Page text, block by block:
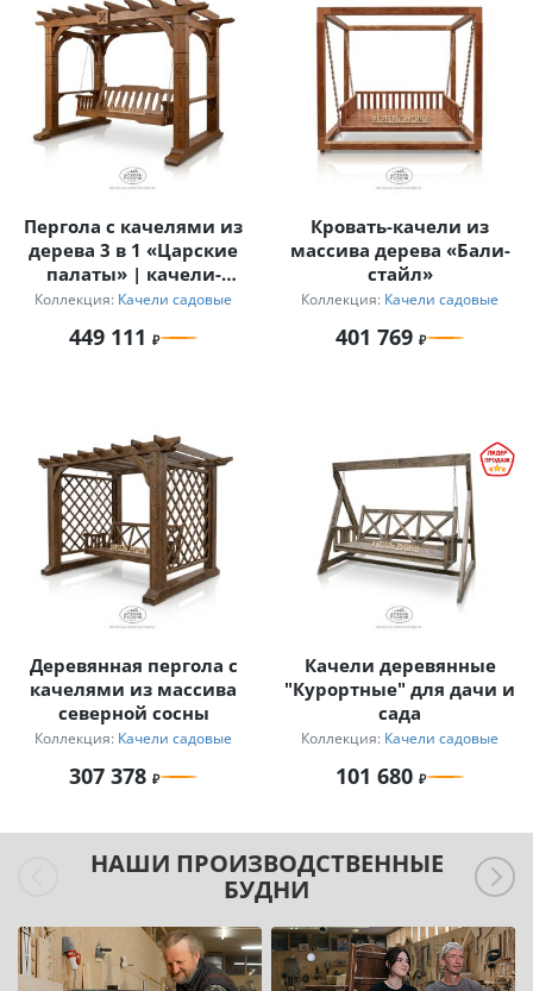
Пергола с качелями из
дерева 3 в 1 «Царские
палаты» | качели-
диван + беседка +
Коллекция: Качели садовые
449 111
Кровать-качели из
массива дерева «Бали-
стайл»
Коллекция: Качели садовые
401 769
Деревянная пергола с
качелями из массива
северной сосны
Коллекция: Качели садовые
307 378
Качели деревянные
"Курортные" для дачи и
сада
Коллекция: Качели садовые
101 680
НАШИ ПРОИЗВОДСТВЕННЫЕ
БУДНИ